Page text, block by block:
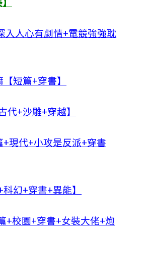
入人心有劇情+電競強強耽
短篇+穿書】
代+沙雕+穿越】
+現代+小攻是反派+穿書
幻+穿書+異能】
+校園+穿書+女裝大佬+炮